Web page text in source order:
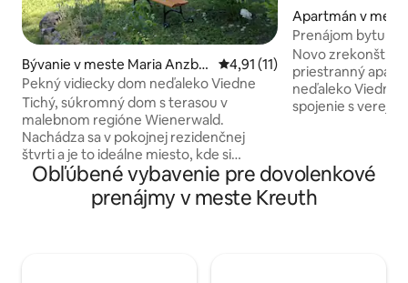
Bývanie v meste Maria Anzba
ch
Priemerné ohodnotenie 4,91
4,91 (11)
Pekný vidiecky dom neďaleko Viedne
Tichý, súkromný dom s terasou v
malebnom regióne Wienerwald.
Nachádza sa v pokojnej rezidenčnej
štvrti a je to ideálne miesto, kde si
môžete oddýchnuť, ísť na prechádzku
(napríklad do Buchbergu, kde je aj
vyhliadka) alebo si užiť iné outdoorové
Apartmán v
n
Prenájom bytu s
Viedne.
Novo
priestranný
neďaleko Viedne.
spojenie s
do Viedne; vlak
polhodinu). V
Wachau,
Obľúbené vybavenie pre dovolenkové
prenájmy v meste Kreuth